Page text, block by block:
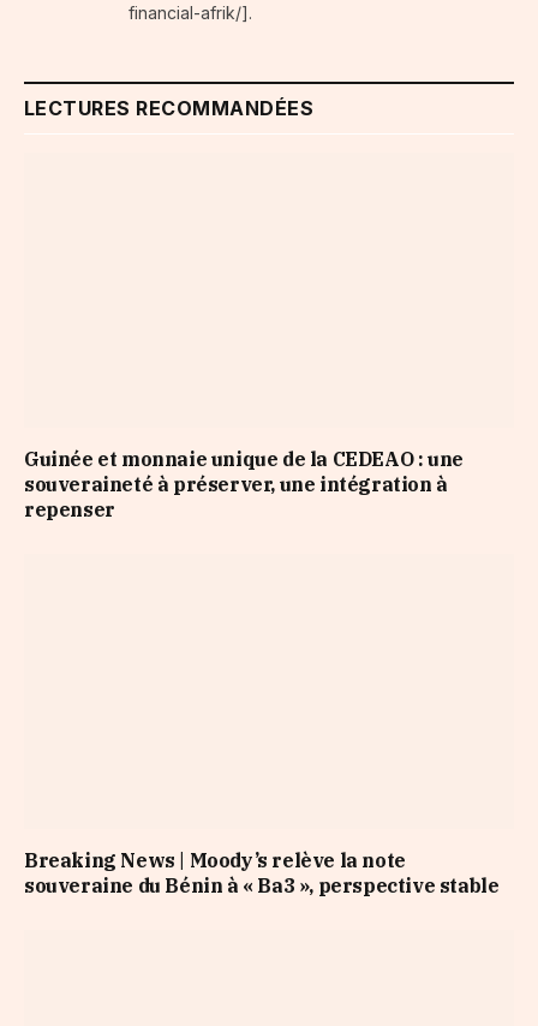
financial-afrik/].
LECTURES RECOMMANDÉES
Guinée et monnaie unique de la CEDEAO : une
souveraineté à préserver, une intégration à
repenser
Breaking News | Moody’s relève la note
souveraine du Bénin à « Ba3 », perspective stable